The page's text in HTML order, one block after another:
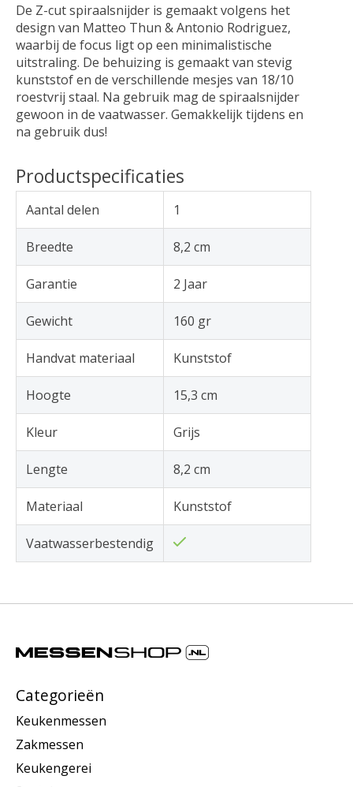
De Z-cut spiraalsnijder is gemaakt volgens het
design van Matteo Thun & Antonio Rodriguez,
waarbij de focus ligt op een minimalistische
uitstraling. De behuizing is gemaakt van stevig
kunststof en de verschillende mesjes van 18/10
roestvrij staal. Na gebruik mag de spiraalsnijder
gewoon in de vaatwasser. Gemakkelijk tijdens en
na gebruik dus!
Productspecificaties
Aantal delen 1
Breedte 8,2 cm
Garantie 2 Jaar
Gewicht 160 gr
Handvat materiaal Kunststof
Hoogte 15,3 cm
Kleur Grijs
Lengte 8,2 cm
Materiaal Kunststof
Vaatwasserbestendig
Categorieën
Keukenmessen
Zakmessen
Keukengerei